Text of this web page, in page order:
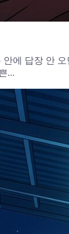
안에 답장 안
...